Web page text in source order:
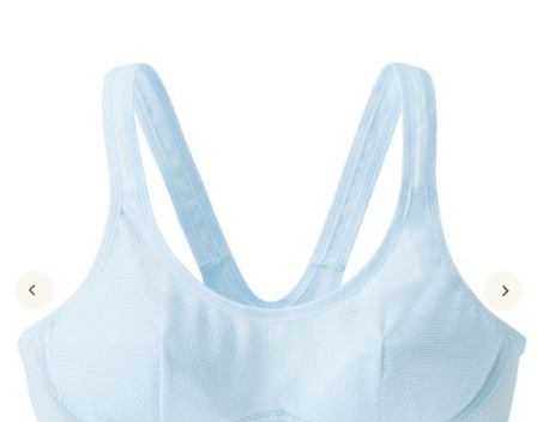
ジュニア・ティーンズ下着
メンズファッション
家電・雑貨すべて
キッチン・雑貨・日用品
寝具・インテリア・家具
寝具・インテリア・家具通販すべて
寝具・ベッド
カーテン・ラグ・ファブリック
美容・健康通販すべて
美容・健康・サプリメント
制服・スクール
制服・スクールすべて
制服・学生服
ジュニア・ティーンズ下着
大きいサイズ
大きいサイズ通販すべて
大きいサイズ レディース服
バーゲン
バーゲンセール
詳細検索
キッチン・雑貨・日用品
カーテン・ラグ・ファブリック
美容・健康通販すべて
美容・健康・サプリメント
制服・スクール
制服・スクールすべて
制服・学生服
ジュニア・ティーンズ下着
大きいサイズ
大きいサイズ通販すべて
大きいサイズ レディース服
大きいサイズ レディース下着
バーゲン
バーゲンセール
シークレットセール
詳細検索
商品カテゴリ一覧